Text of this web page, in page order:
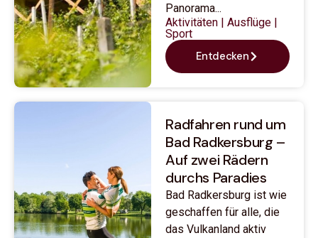
Panorama...
Aktivitäten |Ausflüge |
Sport
Entdecken
Radfahren rund um
Bad Radkersburg –
Auf zwei Rädern
durchs Paradies
Bad Radkersburg ist wie
geschaffen für alle, die
das Vulkanland aktiv